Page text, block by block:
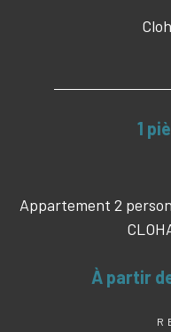
1
Appartement 2
À partir
PISCINE